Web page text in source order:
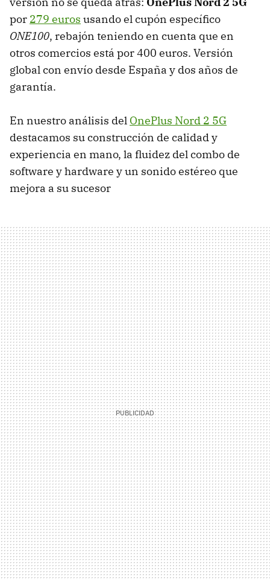
por 279 euros usando el cupón específico
ONE100, rebajón teniendo en cuenta que en
otros comercios está por 400 euros. Versión
global con envío desde España y dos años de
garantía.
En nuestro análisis del OnePlus Nord 2 5G
destacamos su construcción de calidad y
experiencia en mano, la fluidez del combo de
software y hardware y un sonido estéreo que
mejora a su sucesor